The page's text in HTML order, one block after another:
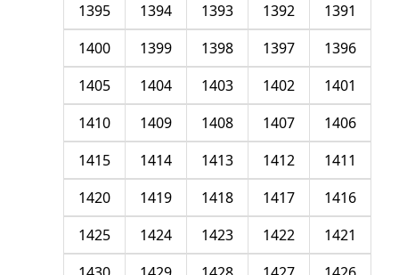
1391
1392
1393
1394
1395
1396
1397
1398
1399
1400
1401
1402
1403
1404
1405
1406
1407
1408
1409
1410
1411
1412
1413
1414
1415
1416
1417
1418
1419
1420
1421
1422
1423
1424
1425